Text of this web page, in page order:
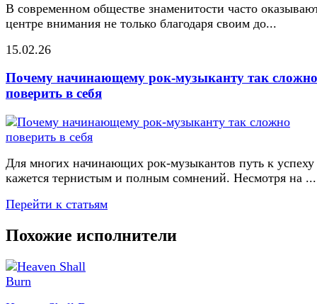
В современном обществе знаменитости часто
центре внимания не только благодаря своим до...
15.02.26
Почему начинающему рок-музыканту так сложно
поверить в себя
Для многих начинающих рок-музыкантов путь к успеху
кажется тернистым и полным сомнений. Несмотря на ...
Перейти к статьям
Похожие исполнители